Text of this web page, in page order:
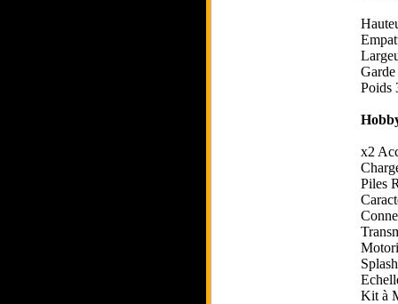
Poids
x2
Piles
Kit à